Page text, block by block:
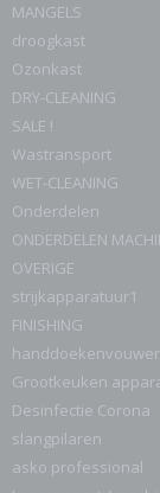
MANGELS
droogkast
Ozonkast
DRY-CLEANING
SALE !
Wastransport
WET-CLEANING
Onderdelen
ONDERDELEN
OVERIGE
strijkapparatuur1
FINISHING
handdoekenvouwer
Grootkeuken
Desinfectie Corona
slangpilaren
asko professional